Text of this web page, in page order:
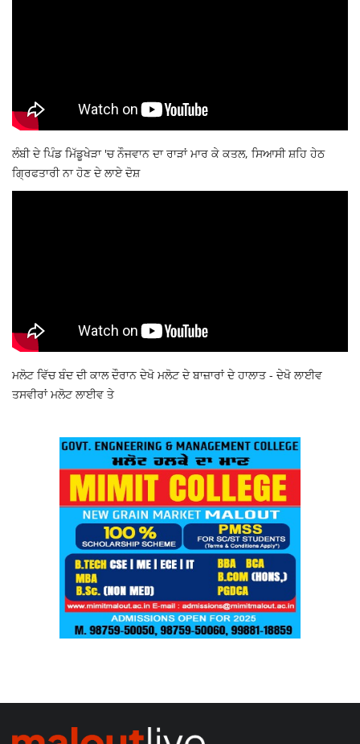
ਲੰਬੀ ਦੇ ਪਿੰਡ ਮਿੱਡੂਖੇੜਾ 'ਚ ਨੌਜਵਾਨ ਦਾ ਰਾੜਾਂ ਮਾਰ ਕੇ ਕਤਲ, ਸਿਆਸੀ ਸ਼ਹਿ ਹੇਠ
ਗ੍ਰਿਫਤਾਰੀ ਨਾ ਹੋਣ ਦੇ ਲਾਏ ਦੋਸ਼
ਮਲੋਟ ਵਿੱਚ ਬੰਦ ਦੀ ਕਾਲ ਦੌਰਾਨ ਦੇਖੋ ਮਲੋਟ ਦੇ ਬਾਜ਼ਾਰਾਂ ਦੇ ਹਾਲਾਤ - ਦੇਖੋ ਲਾਈਵ
ਤਸਵੀਰਾਂ ਮਲੋਟ ਲਾਈਵ ਤੇ